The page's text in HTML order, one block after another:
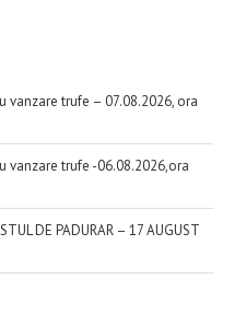
vanzare trufe – 07.08.2026, ora
vanzare trufe -06.08.2026,ora
DE PADURAR – 17 AUGUST